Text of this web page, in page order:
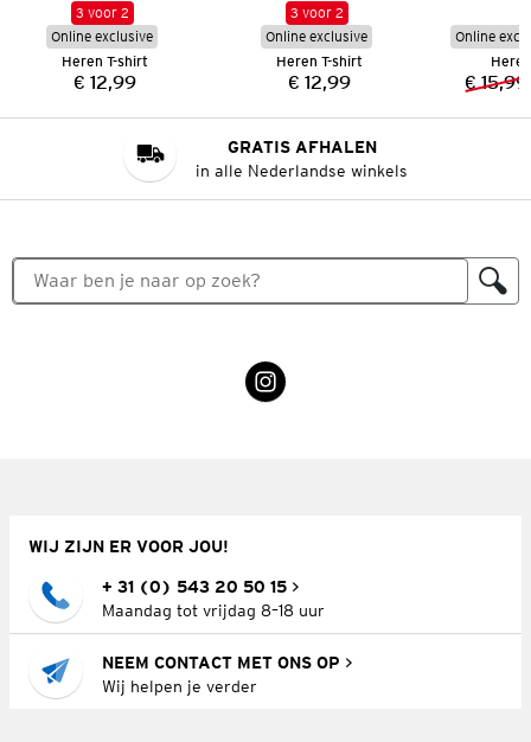
3 voor 2
Online exclusive
Heren T-shirt
Prijs:
€ 12,99
3 voor 2
Online exclusive
Heren T-shirt
Prijs:
€ 12,99
Online
€ 15,99
GRATIS AFHALEN
in alle Nederlandse winkels
WIJ ZIJN ER VOOR JOU!
+ 31 (0) 543 20 50 15
Maandag tot vrijdag 8–18 uur
NEEM CONTACT MET ONS OP
Wij helpen je verder